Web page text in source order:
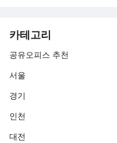
카테고리
공유오피스 추천
서울
경기
인천
대전